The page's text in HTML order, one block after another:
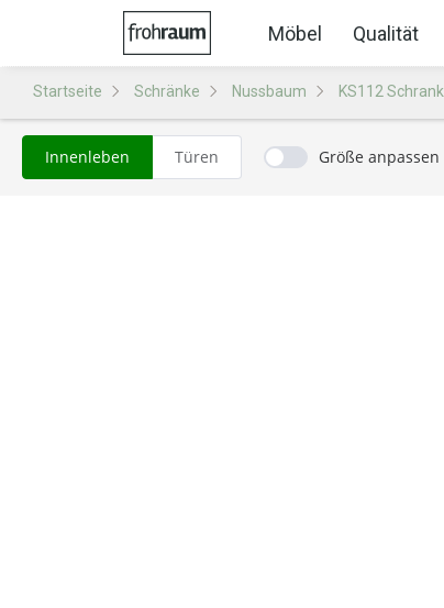
Möbel Qualität
Startseite Schränke Nussbaum KS112 Schrank
Innenleben Türen Größe anpassen